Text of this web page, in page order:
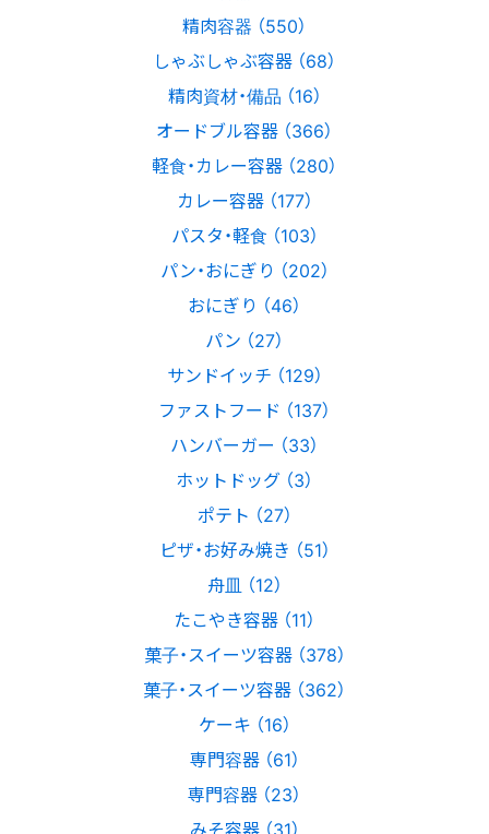
精肉容器 （550）
しゃぶしゃぶ容器 （68）
精肉資材・備品 （16）
オードブル容器 （366）
軽食・カレー容器 （280）
カレー容器 （177）
パスタ・軽食 （103）
パン・おにぎり （202）
おにぎり （46）
パン （27）
サンドイッチ （129）
ファストフード （137）
ハンバーガー （33）
ホットドッグ （3）
ポテト （27）
ピザ・お好み焼き （51）
舟皿 （12）
たこやき容器 （11）
菓子・スイーツ容器 （378）
菓子・スイーツ容器 （362）
ケーキ （16）
専門容器 （61）
専門容器 （23）
みそ容器 （31）